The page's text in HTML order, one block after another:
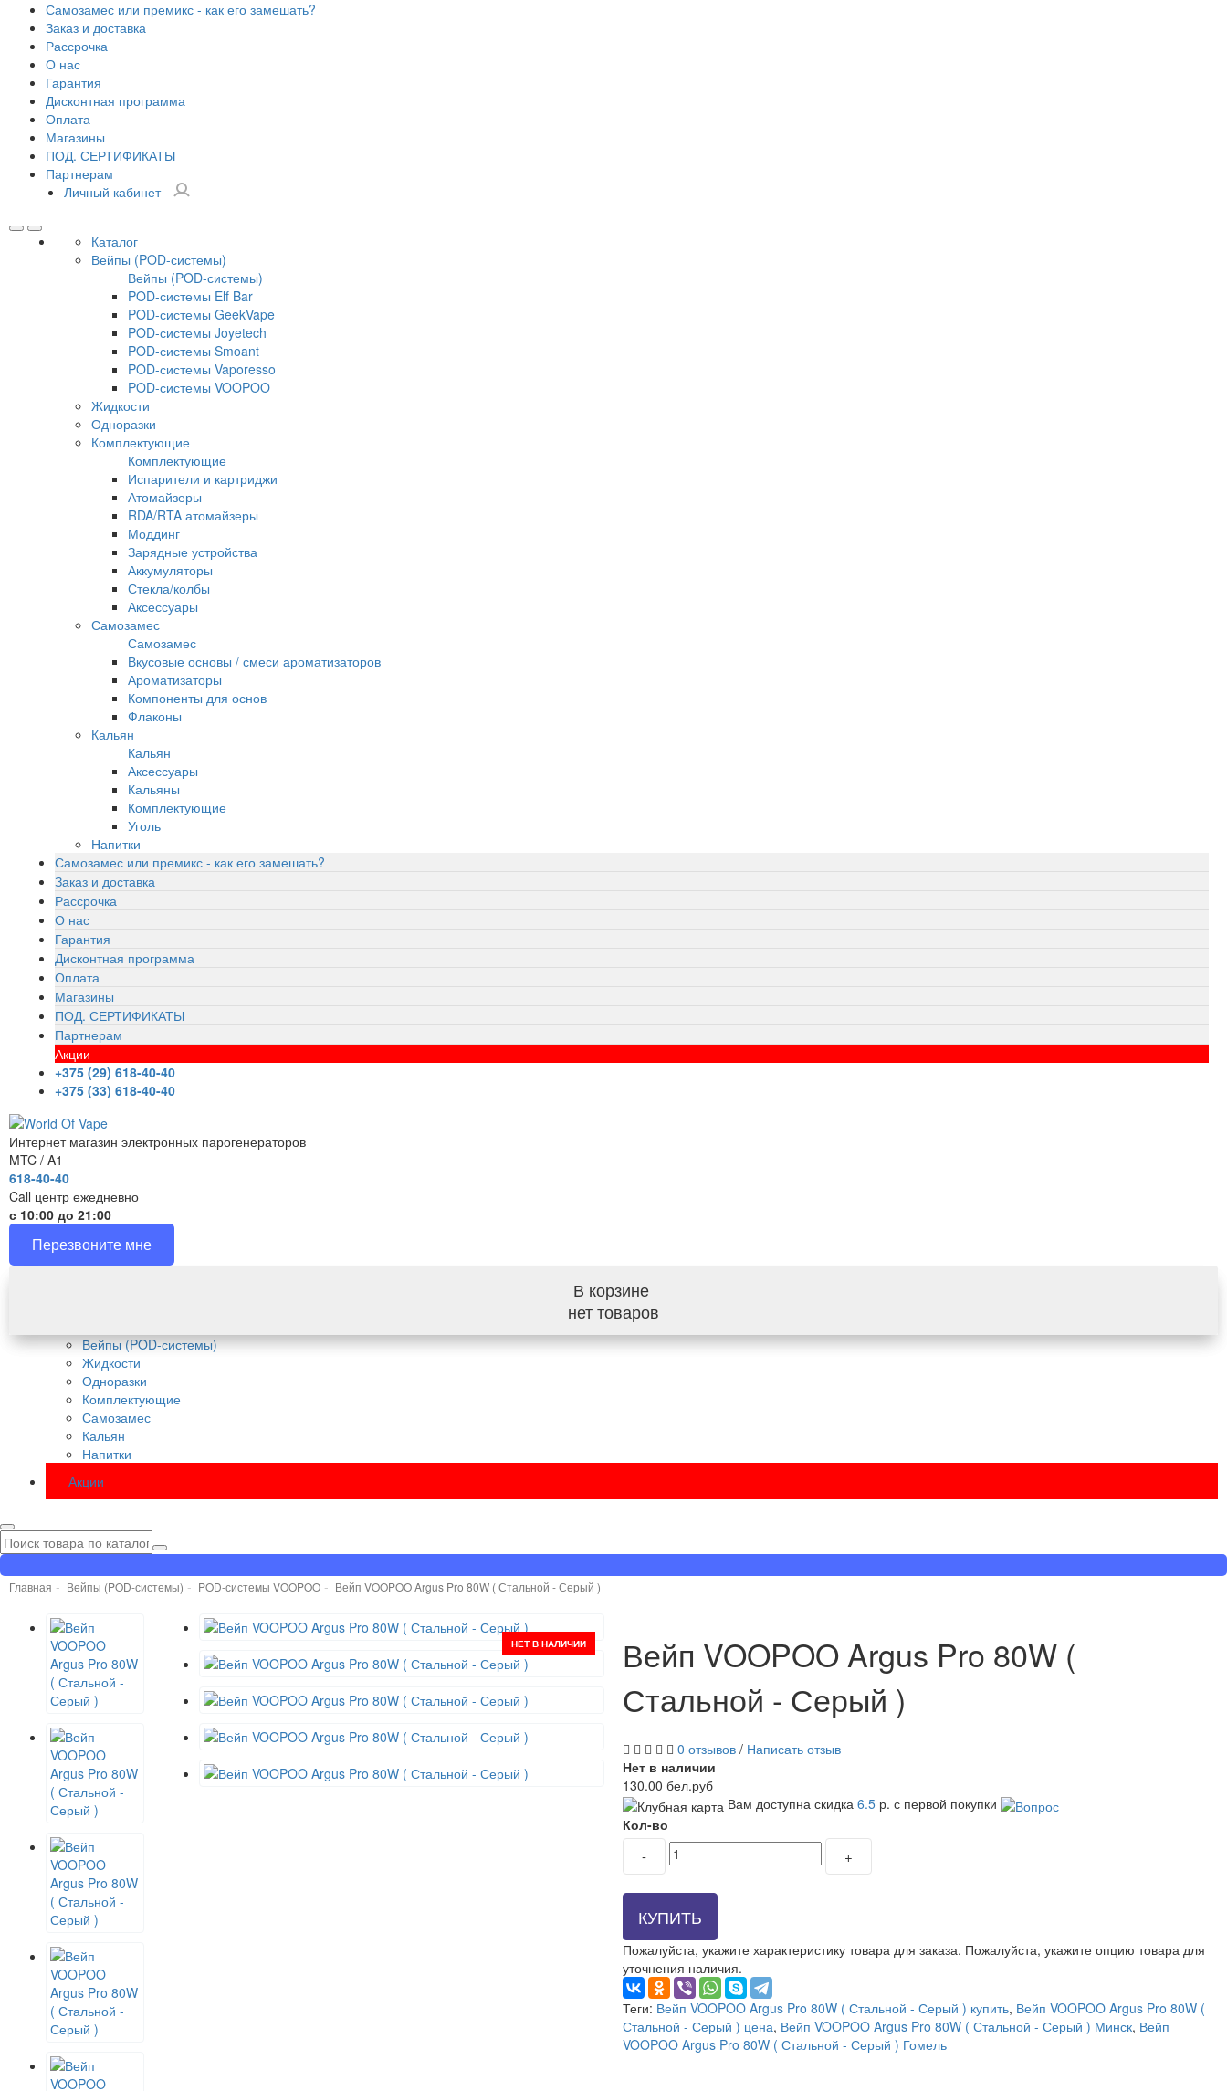
Самозамес или премикс - как его замешать?
Заказ и доставка
Рассрочка
О нас
Гарантия
Дисконтная программа
Оплата
Магазины
ПОД. СЕРТИФИКАТЫ
Партнерам
Личный кабинет
Каталог
Вейпы (POD-системы)
Вейпы (POD-системы)
POD-системы Elf Bar
POD-системы GeekVape
POD-системы Joyetech
POD-системы Smoant
POD-системы Vaporesso
POD-системы VOOPOO
Жидкости
Одноразки
Комплектующие
Комплектующие
Испарители и картриджи
Атомайзеры
RDA/RTA атомайзеры
Моддинг
Зарядные устройства
Аккумуляторы
Стекла/колбы
Аксессуары
Самозамес
Самозамес
Вкусовые основы / смеси ароматизаторов
Ароматизаторы
Компоненты для основ
Флаконы
Кальян
Кальян
Аксессуары
Кальяны
Комплектующие
Уголь
Напитки
Самозамес или премикс - как его замешать?
Заказ и доставка
Рассрочка
О нас
Гарантия
Дисконтная программа
Оплата
Магазины
ПОД. СЕРТИФИКАТЫ
Партнерам
Акции
+375 (29) 618-40-40
+375 (33) 618-40-40
Интернет магазин электронных парогенераторов
MTC / A1
618-40-40
Call центр ежедневно
с 10:00 до 21:00
Перезвоните мне
В корзине
нет товаров
Вейпы (POD-системы)
Жидкости
Одноразки
Комплектующие
Самозамес
Кальян
Напитки
Акции
Главная Вейпы (POD-системы) POD-системы VOOPOO Вейп VOOPOO Argus Pro 80W ( Стальной - Серый )
НЕТ В НАЛИЧИИ
Вейп VOOPOO Argus Pro 80W (
Стальной - Серый )
0 отзывов / Написать отзыв
Нет в наличии
130.00 бел.руб
Вам доступна скидка 6.5 р. с первой покупки
Кол-во
- +
КУПИТЬ
Пожалуйста, укажите характеристику товара для заказа. Пожалуйста, укажите опцию товара для
уточнения наличия.
Теги: Вейп VOOPOO Argus Pro 80W ( Стальной - Серый ) купить, Вейп VOOPOO Argus Pro 80W (
Стальной - Серый ) цена, Вейп VOOPOO Argus Pro 80W ( Стальной - Серый ) Минск, Вейп
VOOPOO Argus Pro 80W ( Стальной - Серый ) Гомель